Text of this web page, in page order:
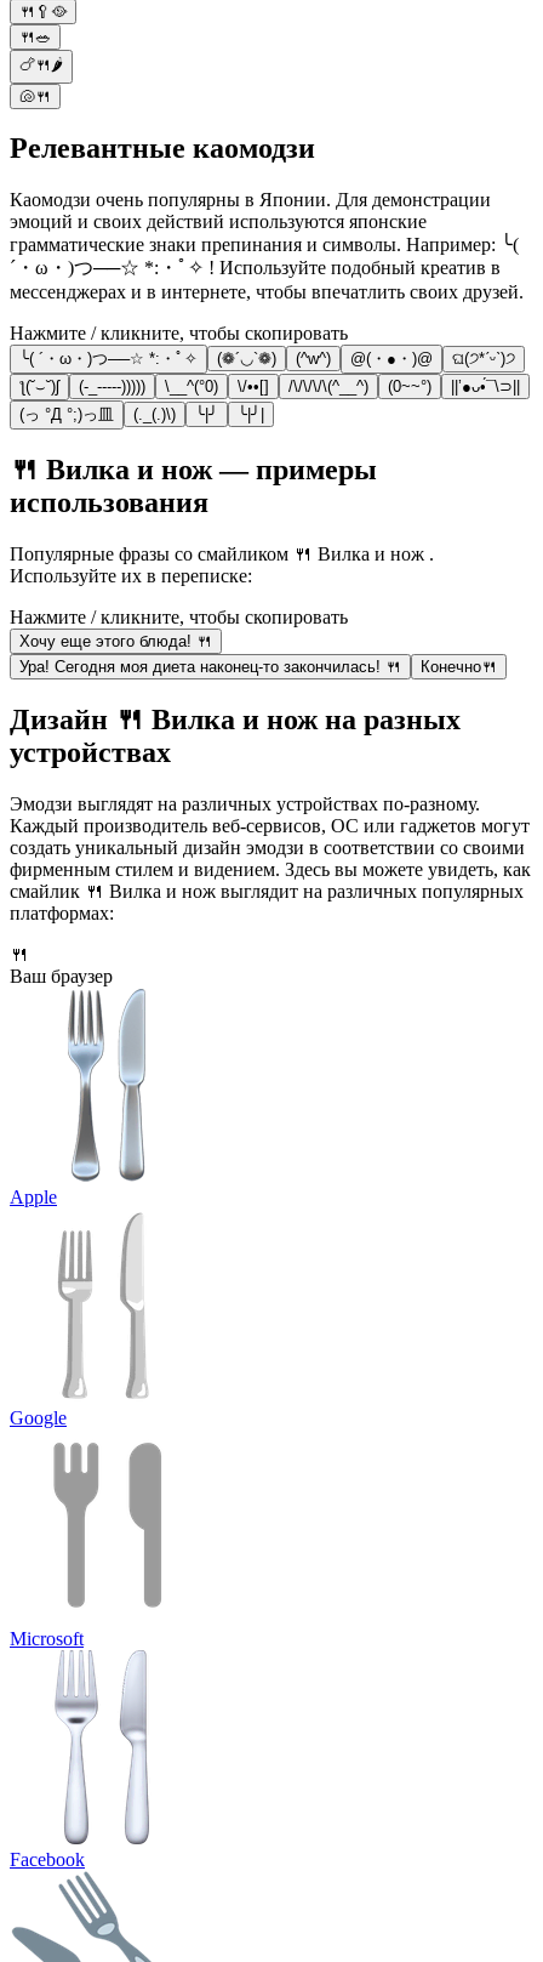
🍴🥄🥘
🍴🥗
🍗🍴🌶️
🐚🍴
Релевантные каомодзи
Каомодзи очень популярны в Японии. Для демонстрации
эмоций и своих действий используются японские
грамматические знаки препинания и символы. Например: ╰(
´・ω・)つ──☆ *:・ﾟ✧ ! Используйте подобный креатив в
мессенджерах и в интернете, чтобы впечатлить своих друзей.
Нажмите / кликните, чтобы скопировать
╰( ´・ω・)つ──☆ *:・ﾟ✧ (❁´◡`❁) (^w^) @(・●・)@
ଘ(੭*ˊᵕˋ)੭
ƪ(˘⌣˘)ʃ
(-_-----))))) \__^(°0) \/••[] /\/\/\/\(^__^) (0~~°)
||’●ᴗ•́¯\⊃||
(っ °Д °;)っ皿
(._(.)\) ╰|╯ ╰|╯|
🍴 Вилка и нож — примеры
использования
Популярные фразы со смайликом 🍴 Вилка и нож .
Используйте их в переписке:
Нажмите / кликните, чтобы скопировать
Хочу еще этого блюда! 🍴
Ура! Сегодня моя диета наконец-то закончилась! 🍴
Конечно🍴
Дизайн 🍴 Вилка и нож на разных
устройствах
Эмодзи выглядят на различных устройствах по-разному.
Каждый производитель веб-сервисов, ОС или гаджетов могут
создать уникальный дизайн эмодзи в соответствии со своими
фирменным стилем и видением. Здесь вы можете увидеть, как
смайлик 🍴 Вилка и нож выглядит на различных популярных
платформах:
🍴
Ваш браузер
Apple
Google
Microsoft
Facebook